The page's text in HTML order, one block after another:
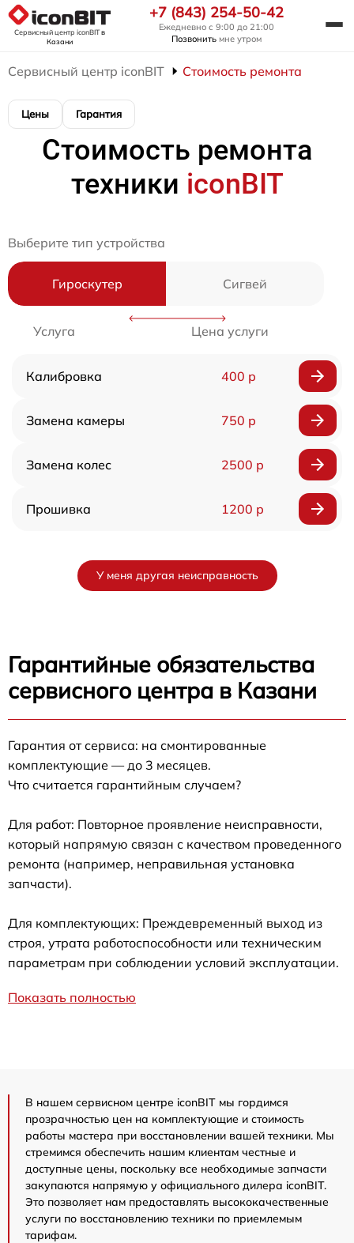
Сервисный центр iconBITв
Казани
+7 (843) 254-50-42
Ежедневно с 9:00 до 21:00
Позвонить мне утром
Сервисный центр iconBIT Стоимость ремонта
Цены Гарантия
Стоимость ремонта
техники iconBIT
Выберите тип устройства
Гироскутер Сигвей
Услуга Цена услуги
Калибровка 400 р
Замена камеры 750 р
Замена колес 2500 р
Прошивка 1200 р
У меня другая неисправность
Гарантийные обязательства
сервисного центра в Казани
Гарантия от сервиса: на смонтированные
комплектующие — до 3 месяцев.
Что считается гарантийным случаем?
Для работ: Повторное проявление неисправности,
который напрямую связан с качеством проведенного
ремонта (например, неправильная установка
запчасти).
Для комплектующих: Преждевременный выход из
строя, утрата работоспособности или техническим
параметрам при соблюдении условий эксплуатации.
Показать полностью
В нашем сервисном центре iconBIT мы гордимся
прозрачностью цен на комплектующие и стоимость
работы мастера при восстановлении вашей техники. Мы
стремимся обеспечить нашим клиентам честные и
доступные цены, поскольку все необходимые запчасти
закупаются напрямую у официального дилера iconBIT.
Это позволяет нам предоставлять высококачественные
услуги по восстановлению техники по приемлемым
тарифам.